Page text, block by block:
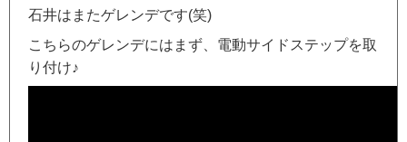
石井はまたゲレンデです(笑)
こちらのゲレンデにはまず、電動サイドステップを取
り付け♪